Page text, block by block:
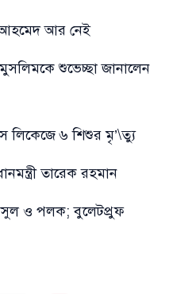
আহমেদ আর নেই
শুভেচ্ছা জানালেন
লিকেজে ৬ শিশুর মৃ’\ত্যু
তারেক রহমান
ও পলক; বুলেটপ্রুফ